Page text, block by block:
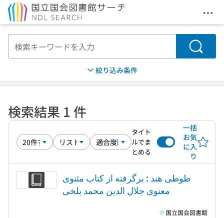
メ
検索
絞り込み条件
検索結果 1 件
タイト
ルでま
とめる
一括
お気
に入
り
طوطی هند : برگرفته از کتاب مثنوی
معنوی جلال الدین محمد بلخی
国立国会図書館